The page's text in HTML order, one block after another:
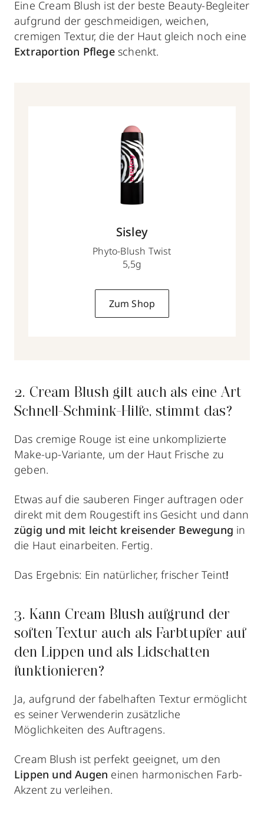
Eine Cream Blush ist der beste Beauty-Begleiter
aufgrund der geschmeidigen, weichen,
cremigen Textur, die der Haut gleich noch eine
Extraportion Pflegeschenkt.
Sisley
Phyto-Blush Twist
5,5g
Zum Shop
2. Cream Blush gilt auch als eine Art
Schnell-Schmink-Hilfe, stimmt das?
Das cremige Rouge ist eine unkomplizierte
Make-up-Variante, um der Haut Frische zu
geben.
Etwas auf die sauberen Finger auftragen oder
direkt mit dem Rougestift ins Gesicht und dann
zügig und mit leicht kreisender Bewegung in
die Haut einarbeiten. Fertig.
Das Ergebnis: Ein natürlicher, frischer Teint!
3. Kann Cream Blush aufgrund der
soften Textur auch als Farbtupfer auf
den Lippen und als Lidschatten
funktionieren?
Ja, aufgrund der fabelhaften Textur ermöglicht
es seiner Verwenderin zusätzliche
Möglichkeiten des Auftragens.
Cream Blush ist perfekt geeignet, um den
Lippen und Augen einen harmonischen Farb-
Akzent zu verleihen.